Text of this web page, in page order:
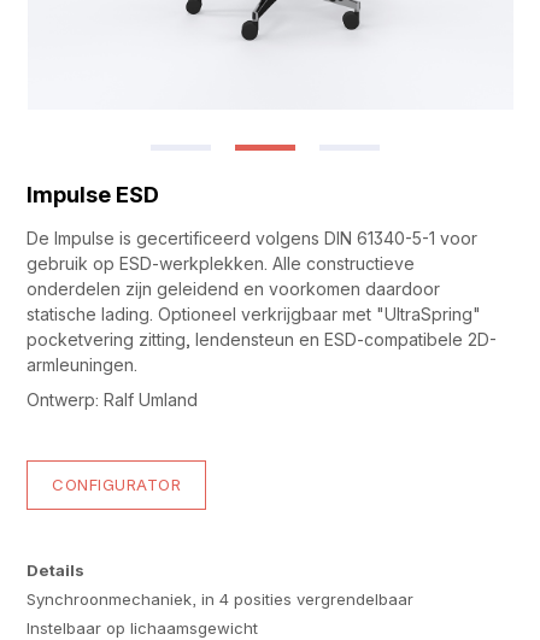
Impulse ESD
De Impulse is gecertificeerd volgens DIN 61340-5-1 voor
gebruik op ESD-werkplekken. Alle constructieve
onderdelen zijn geleidend en voorkomen daardoor
statische lading. Optioneel verkrijgbaar met "UltraSpring"
pocketvering zitting, lendensteun en ESD-compatibele 2D-
armleuningen.
Ontwerp: Ralf Umland
CONFIGURATOR
Details
Synchroonmechaniek, in 4 posities vergrendelbaar
Instelbaar op lichaamsgewicht